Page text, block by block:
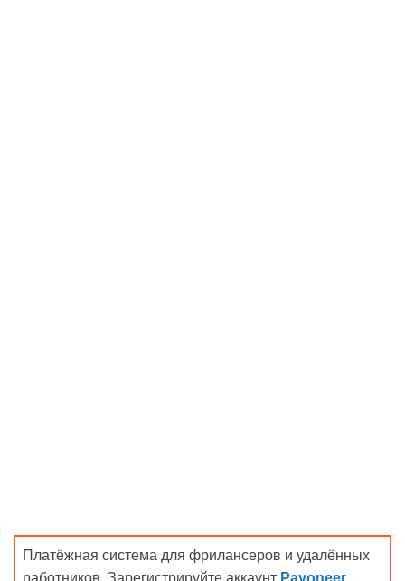
Платёжная система для фрилансеров и удалённых
работников. Зарегистрируйте аккаунт Payoneer